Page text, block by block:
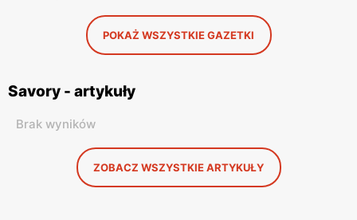
POKAŻ WSZYSTKIE GAZETKI
Savory - artykuły
Brak wyników
ZOBACZ WSZYSTKIE ARTYKUŁY